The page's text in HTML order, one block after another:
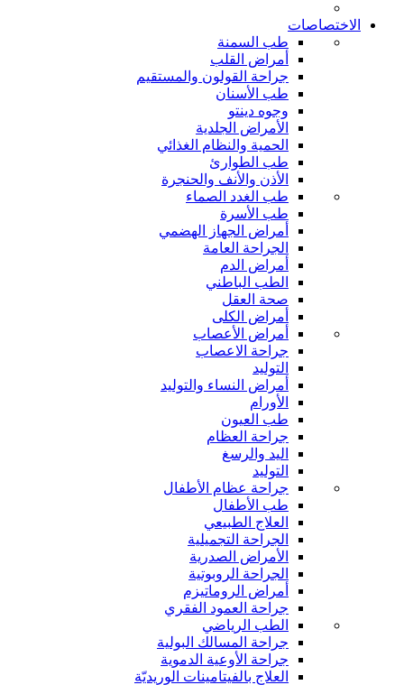
الاختصاصات
طب السمنة
أمراض القلب
جراحة القولون والمستقيم
طب الأسنان
وجوه دينتو
الأمراض الجلدية
الحمية والنظام الغذائي
طب الطوارئ
الأذن والأنف والحنجرة
طب الغدد الصماء
طب الأسرة
أمراض الجهاز الهضمي
الجراحة العامة
أمراض الدم
الطب الباطني
صحة العقل
أمراض الكلى
أمراض الأعصاب
جراحة الاعصاب
التوليد
أمراض النساء والتوليد
الأورام
طب العيون
جراحة العظام
اليد والرسغ
التوليد
جراحة عظام الأطفال
طب الأطفال
العلاج الطبيعي
الجراحة التجميلية
الأمراض الصدرية
الجراحة الروبوتية
أمراض الروماتيزم
جراحة العمود الفقري
الطب الرياضي
جراحة المسالك البولية
جراحة الأوعية الدموية
العلاج بالفيتامينات الوريديّة